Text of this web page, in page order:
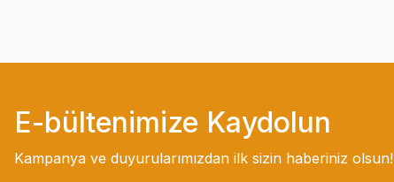
E-bültenimize Kaydolun
Kampanya ve duyurularımızdan ilk sizin haberiniz olsun!